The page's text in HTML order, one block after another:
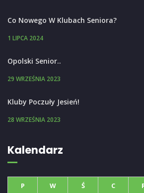
Co Nowego W Klubach Seniora?
1 LIPCA 2024
Opolski Senior..
29 WRZEŚNIA 2023
Kluby Poczuły Jesień!
28 WRZEŚNIA 2023
Kalendarz
P W Ś C